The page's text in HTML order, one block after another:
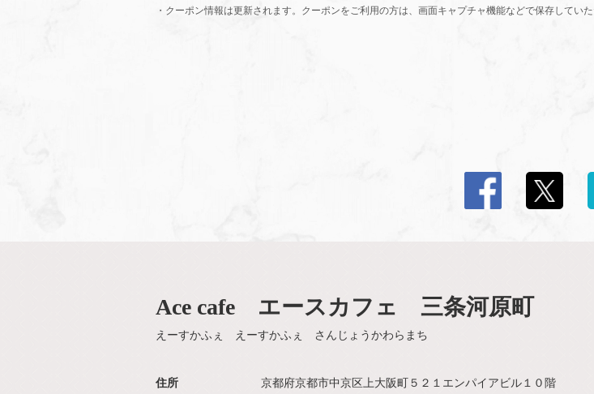
クーポン情報は更新されます。クーポンをご利用の方は、画面キャプチャ機能などで保存してい
Ace cafe エースカフェ 三条河原町
えーすかふぇ えーすかふぇ さんじょうかわらまち
住所 京都府京都市中京区上大阪町５２１エンパイアビル１０階